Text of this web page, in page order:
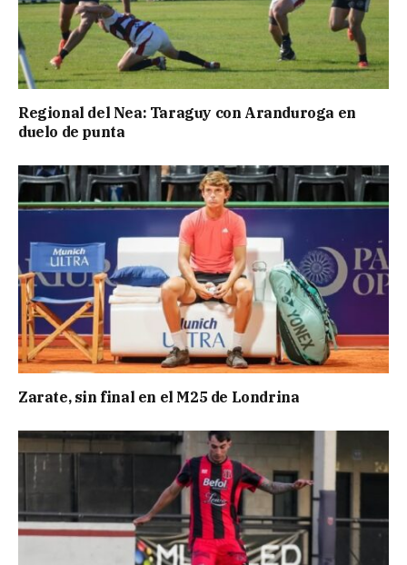
Regional del Nea: Taraguy con Aranduroga en
duelo de punta
Zarate, sin final en el M25 de Londrina